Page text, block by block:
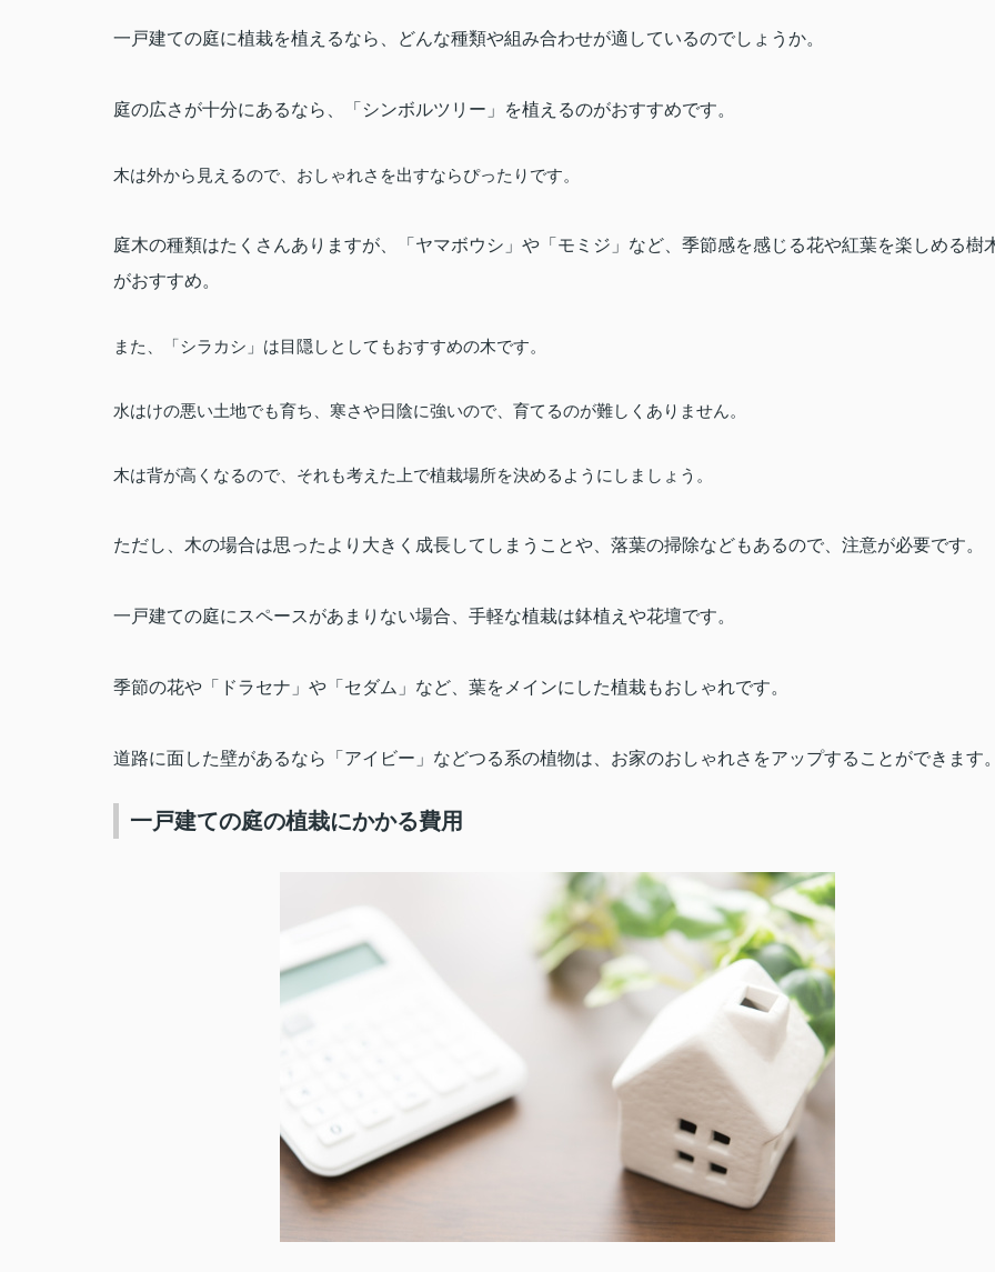
一戸建ての庭に植栽を植えるなら、どんな種類や組み合わせが適しているのでしょうか。
庭の広さが十分にあるなら、「シンボルツリー」を植えるのがおすすめです。
木は外から見えるので、おしゃれさを出すならぴったりです。
庭木の種類はたくさんありますが、「ヤマボウシ」や「モミジ」など、季節感を感じる花や紅葉を楽しめる樹
がおすすめ。
また、「シラカシ」は目隠しとしてもおすすめの木です。
水はけの悪い土地でも育ち、寒さや日陰に強いので、育てるのが難しくありません。
木は背が高くなるので、それも考えた上で植栽場所を決めるようにしましょう。
ただし、木の場合は思ったより大きく成長してしまうことや、落葉の掃除などもあるので、注意が必要です。
一戸建ての庭にスペースがあまりない場合、手軽な植栽は鉢植えや花壇です。
季節の花や「ドラセナ」や「セダム」など、葉をメインにした植栽もおしゃれです。
道路に面した壁があるなら「アイビー」などつる系の植物は、お家のおしゃれさをアップすることができます
一戸建ての庭の植栽にかかる費用